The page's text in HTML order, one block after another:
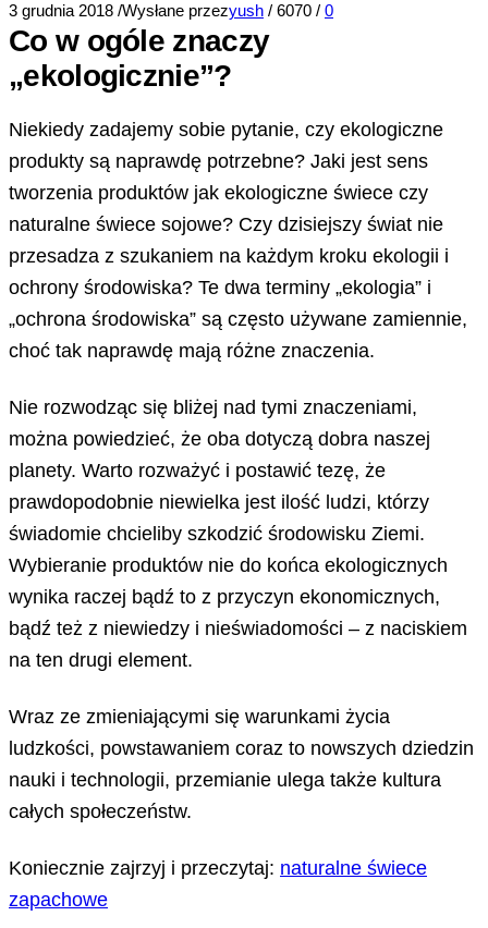
3 grudnia 2018 /Wysłane przezyush / 6070 / 0
Co w ogóle znaczy
„ekologicznie”?
Niekiedy zadajemy sobie pytanie, czy ekologiczne
produkty są naprawdę potrzebne? Jaki jest sens
tworzenia produktów jak ekologiczne świece czy
naturalne świece sojowe? Czy dzisiejszy świat nie
przesadza z szukaniem na każdym kroku ekologii i
ochrony środowiska? Te dwa terminy „ekologia” i
„ochrona środowiska” są często używane zamiennie,
choć tak naprawdę mają różne znaczenia.
Nie rozwodząc się bliżej nad tymi znaczeniami,
można powiedzieć, że oba dotyczą dobra naszej
planety. Warto rozważyć i postawić tezę, że
prawdopodobnie niewielka jest ilość ludzi, którzy
świadomie chcieliby szkodzić środowisku Ziemi.
Wybieranie produktów nie do końca ekologicznych
wynika raczej bądź to z przyczyn ekonomicznych,
bądź też z niewiedzy i nieświadomości – z naciskiem
na ten drugi element.
Wraz ze zmieniającymi się warunkami życia
ludzkości, powstawaniem coraz to nowszych dziedzin
nauki i technologii, przemianie ulega także kultura
całych społeczeństw.
Koniecznie zajrzyj i przeczytaj: naturalne świece
zapachowe